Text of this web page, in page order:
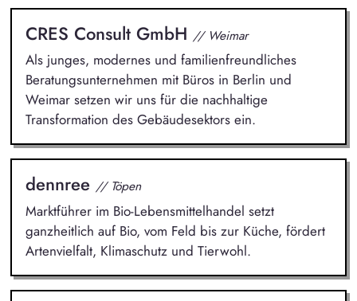
CRES Consult GmbH // Weimar
Als junges, modernes und familienfreundliches
Beratungsunternehmen mit Büros in Berlin und
Weimar setzen wir uns für die nachhaltige
Transformation des Gebäudesektors ein.
dennree // Töpen
Marktführer im Bio-Lebensmittelhandel setzt
ganzheitlich auf Bio, vom Feld bis zur Küche, fördert
Artenvielfalt, Klimaschutz und Tierwohl.